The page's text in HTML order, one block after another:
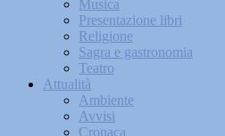
Musica
Presentazione libri
Religione
Sagra e gastronomia
Teatro
Attualità
Ambiente
Avvisi
Cronaca